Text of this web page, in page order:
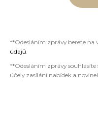
**Odesláním zprávy berete na
údajů.
**Odesláním zprávy
účely zasílání nabídek a